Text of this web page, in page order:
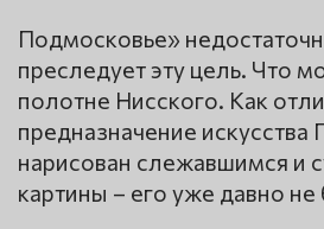
Подмосковье»
преследует эту цель. Что
полотне Нисского. Как
предназначение искусства
нарисован слежавшимся и
картины – его уже давно